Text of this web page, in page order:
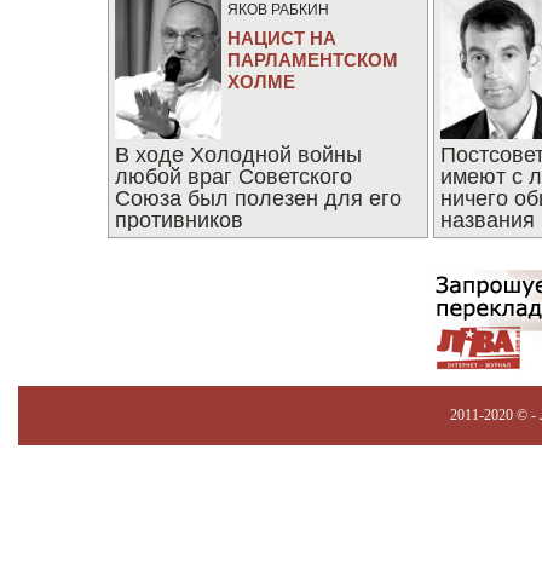
ЯКОВ РАБКИН
НАЦИСТ НА
ПАРЛАМЕНТСКОМ
ХОЛМЕ
В ходе Холодной войны
любой враг Советского
Союза был полезен для его
противников
имеют с
ничего
названия
2011-2020 © -